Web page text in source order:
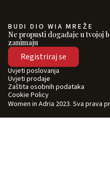
BUDI DIO WIA MREŽE
Ne propusti događaje u tvojoj
zanimaju
Registriraj se
Women in Adria 2023. Sva prava
Uvjeti poslovanja
Uvjeti prodaje
Zaštita osobnih podataka
Cookie Policy